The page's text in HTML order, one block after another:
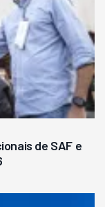
de SAF e